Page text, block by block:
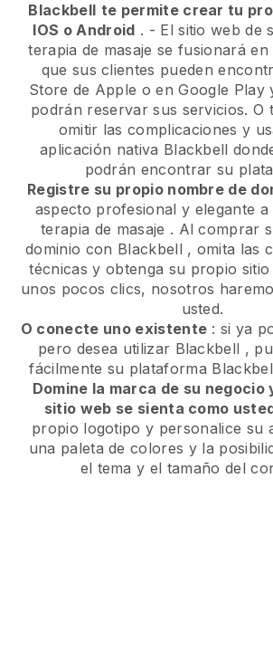
Blackbell te permite crear tu
IOS o Android . - El sitio web de
terapia de masaje se fusionará
que sus clientes pueden
Store de Apple o en Google Play
podrán reservar sus servicios. O
omitir las complicaciones y
aplicación nativa Blackbell
podrán encontrar su
Registre su propio nombre de
aspecto profesional y elegante a
terapia de masaje . Al comprar
dominio con Blackbell , omita las
técnicas y obtenga su propio
unos pocos clics, nosotros
usted.
O conecte uno existente : si ya
pero desea utilizar Blackbell ,
fácilmente su plataforma
Domine la marca de su negocio
sitio web se sienta como
propio logotipo y personalice su
una paleta de colores y la
el tema y el tamaño del